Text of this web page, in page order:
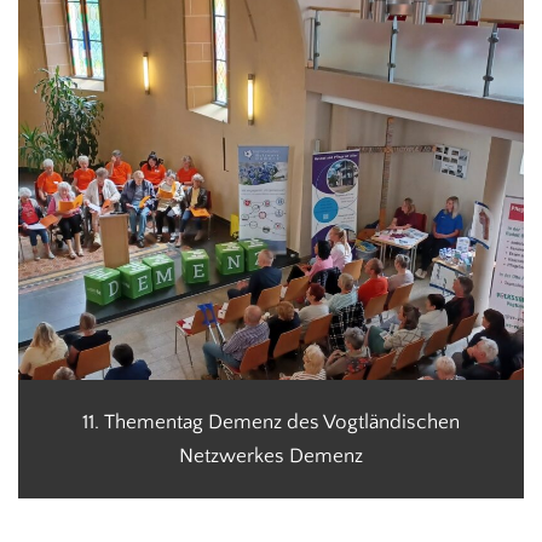
11. Thementag Demenz des Vogtländischen
Netzwerkes Demenz